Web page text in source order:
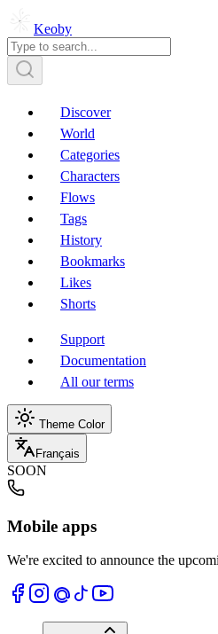
Keoby
Discover
World
Categories
Characters
Flows
Tags
History
Bookmarks
Likes
Shorts
Support
Documentation
All our terms
Theme Color
Français
SOON
Mobile apps
We're excited to announce the